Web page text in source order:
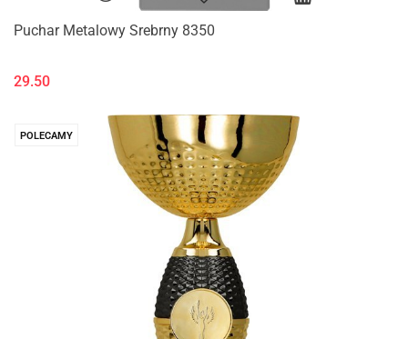
Puchar Metalowy Srebrny 8350
29.50
POLECAMY